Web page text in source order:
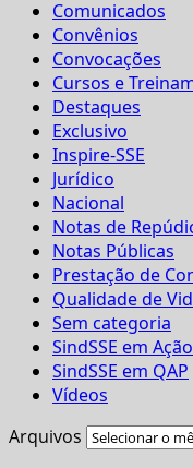
Comunicados
Convênios
Convocações
Cursos e
Destaques
Exclusivo
Inspire-SSE
Jurídico
Nacional
Notas de
Notas Públicas
Prestação de
Qualidade de
Sem categoria
SindSSE em Ação
SindSSE em QAP
Vídeos
Arquivos